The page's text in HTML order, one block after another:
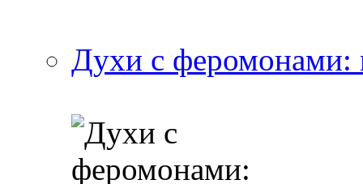
Духи с феромонами: